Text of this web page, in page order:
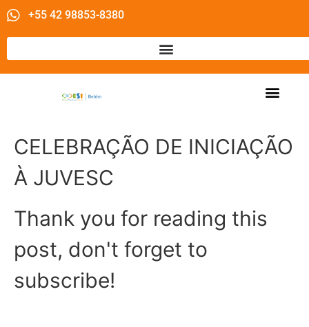
+55 42 98853-8380
CELEBRAÇÃO DE INICIAÇÃO
À JUVESC
Thank you for reading this
post, don't forget to
subscribe!